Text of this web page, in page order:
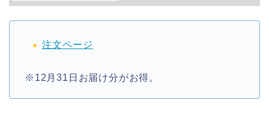
注文ページ
※12月31日お届け分がお得。